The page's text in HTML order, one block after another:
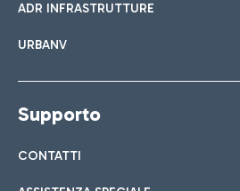
ADR INFRASTRUTTURE
URBANV
Supporto
CONTATTI